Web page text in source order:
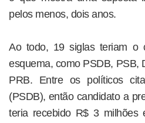
pelos menos, dois anos.
Ao todo, 19 siglas teriam o
esquema, como PSDB, PSB,
PRB. Entre os políticos
(PSDB), então candidato a
teria recebido R$ 3